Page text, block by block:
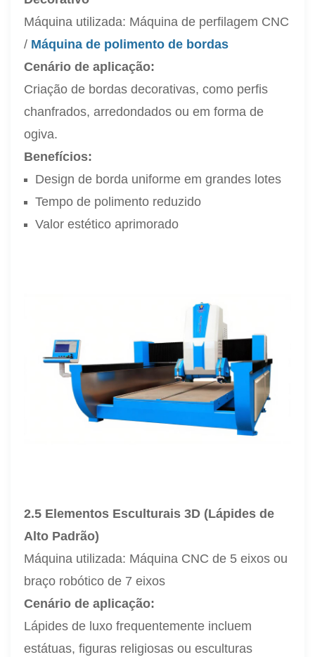
Máquina utilizada: Máquina de perfilagem CNC
/ Máquina de polimento de bordas
Cenário de aplicação:
Criação de bordas decorativas, como perfis
chanfrados, arredondados ou em forma de
ogiva.
Benefícios:
Design de borda uniforme em grandes lotes
Tempo de polimento reduzido
Valor estético aprimorado
2.5 Elementos Esculturais 3D (Lápides de
Alto Padrão)
Máquina utilizada: Máquina CNC de 5 eixos ou
braço robótico de 7 eixos
Cenário de aplicação:
Lápides de luxo frequentemente incluem
estátuas, figuras religiosas ou esculturas